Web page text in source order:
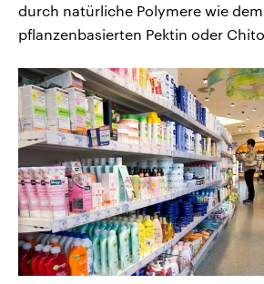
durch natürliche Polymere wie dem
pflanzenbasierten Pektin oder